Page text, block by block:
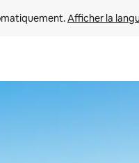
Afficher la